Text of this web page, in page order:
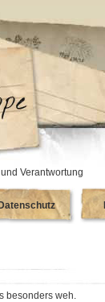
Verantwortung
Datenschutz
besonders weh.